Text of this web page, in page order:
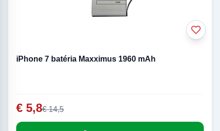
iPhone 7 batéria Maxximus 1960 mAh
€ 5,8€ 14,5